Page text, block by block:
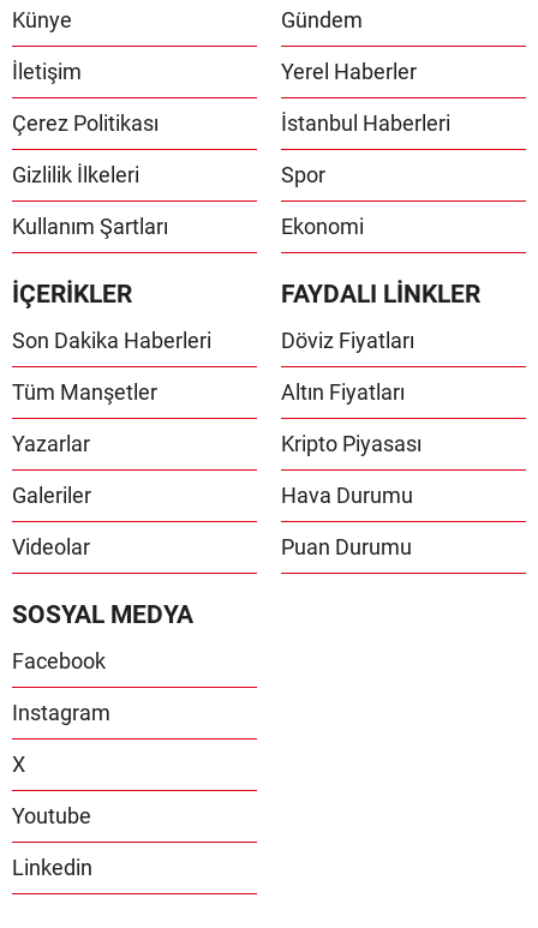
Künye
İletişim
Çerez Politikası
Gizlilik İlkeleri
Kullanım Şartları
Gündem
Yerel Haberler
İstanbul Haberleri
Spor
Ekonomi
İÇERİKLER
Son Dakika Haberleri
Tüm Manşetler
Yazarlar
Galeriler
Videolar
FAYDALI LİNKLER
Döviz Fiyatları
Altın Fiyatları
Kripto Piyasası
Hava Durumu
Puan Durumu
SOSYAL MEDYA
Facebook
Instagram
X
Youtube
Linkedin